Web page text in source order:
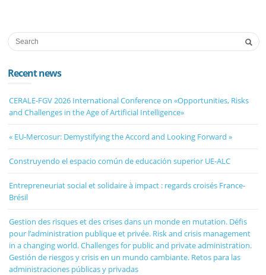
Recent news
CERALE-FGV 2026 International Conference on «Opportunities, Risks
and Challenges in the Age of Artificial Intelligence»
« EU-Mercosur: Demystifying the Accord and Looking Forward »
Construyendo el espacio común de educación superior UE-ALC
Entrepreneuriat social et solidaire à impact : regards croisés France-
Brésil
Gestion des risques et des crises dans un monde en mutation. Défis
pour l’administration publique et privée. Risk and crisis management
in a changing world. Challenges for public and private administration.
Gestión de riesgos y crisis en un mundo cambiante. Retos para las
administraciones públicas y privadas